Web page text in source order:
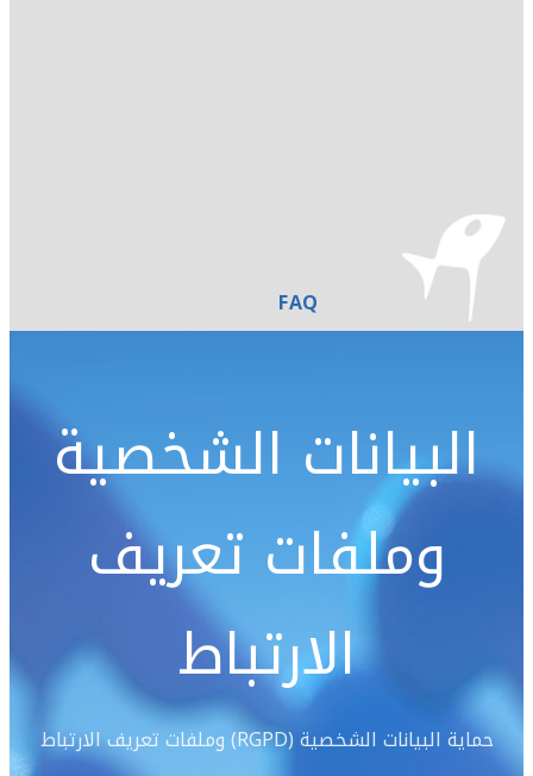
FAQ
البيانات الشخصية
وملفات تعريف
الارتباط
حماية البيانات الشخصية (RGPD) وملفات تعريف الارتباط